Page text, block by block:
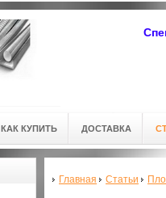
КАК КУПИТЬ ДОСТАВКА
Главная Статьи